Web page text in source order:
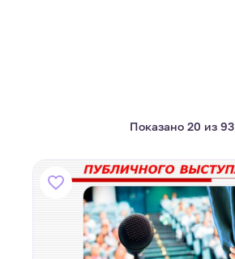
Показано 20 из 93